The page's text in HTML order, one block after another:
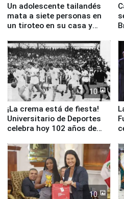
Un adolescente tailandés
mata a siete personas en
un tiroteo en su casa y
10
¡La crema está de fiesta!
Universitario de Deportes
celebra hoy 102 años de
10